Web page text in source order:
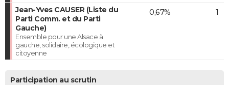
Jean-Yves CAUSER (Liste du
Parti Comm. et du Parti
Gauche)
Ensemble pour une Alsace à
gauche, solidaire, écologique et
citoyenne
0,67% 1
Participation au scrutin